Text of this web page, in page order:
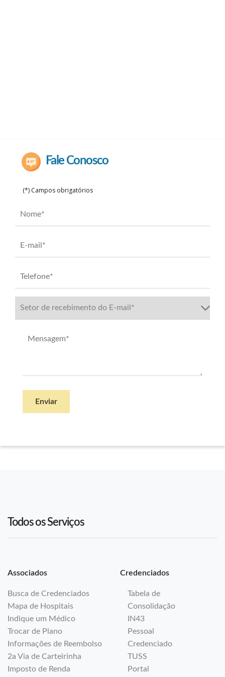
Fale Conosco
(*) Campos obrigatórios
Enviar
Todos os Serviços
Associados
Busca de Credenciados
Mapa de Hospitais
Indique um Médico
Trocar de Plano
Informações de Reembolso
2a Via de Carteirinha
Imposto de Renda
Credenciados
Tabela de
Consolidação
IN43
Pessoal
Credenciado
TUSS
Portal